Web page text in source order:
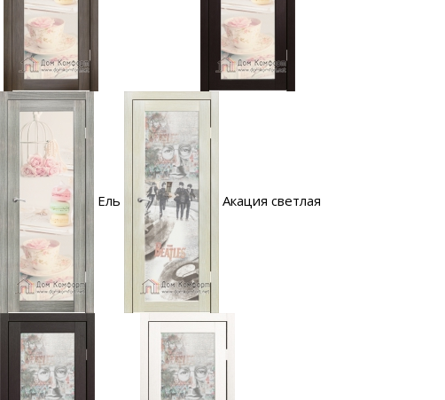
Ель Акация светлая